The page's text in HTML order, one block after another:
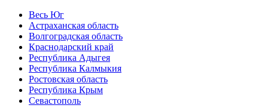
Весь Юг
Астраханская область
Волгоградская область
Краснодарский край
Республика Адыгея
Республика Калмыкия
Ростовская область
Республика Крым
Севастополь